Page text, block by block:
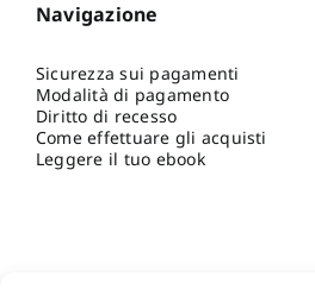
Navigazione
Sicurezza sui pagamenti
Modalità di pagamento
Diritto di recesso
Come effettuare gli acquisti
Leggere il tuo ebook